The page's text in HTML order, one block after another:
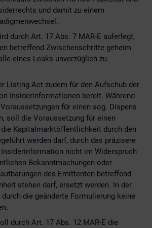
und damit zu einem
durch Art. 17 Abs. 7 MAR-E auferlegt,
betreffend Zwischenschritte geheim
eines Leaks unverzüglich zu
Listing Act zudem für den Aufschub der
Insiderinformationen bereit. Während
für einen sog. Dispens
soll die Voraussetzung für einen
Kapitalmarktöffentlichkeit durch den
werden darf, durch das präzisere
nicht im Widerspruch
Bekanntmachungen oder
des Emittenten betreffend
stehen darf, ersetzt werden. In der
die geänderte Formulierung keine
durch Art. 17 Abs. 12 MAR-E die